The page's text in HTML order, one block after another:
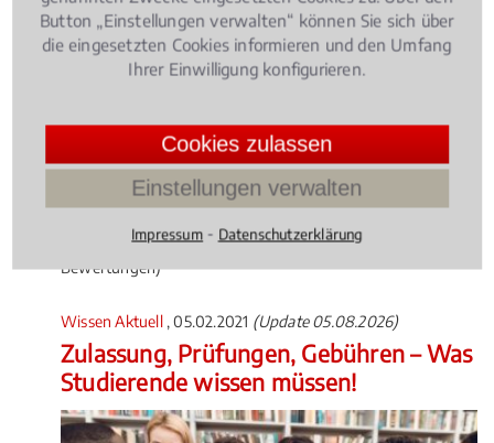
Ob Jagdunfälle, Schäden bei der Treibjagd oder der
Entzug des Waffenscheins – für viele Jäger ist die
Konfrontation mit Recht und Gesetz eine große
4.014598540145985 /
Bewertungen)
Wissen Aktuell , 05.02.2021 (Update 05.08.2026)
Zulassung, Prüfungen, Gebühren – Was
Studierende wissen müssen!
Button „Einstellungen verwalten“ können Sie sich über
die eingesetzten Cookies informieren und den Umfang
Ihrer Einwilligung konfigurieren.
Cookies zulassen
Einstellungen verwalten
Impressum ⁃ Datenschutzerklärung